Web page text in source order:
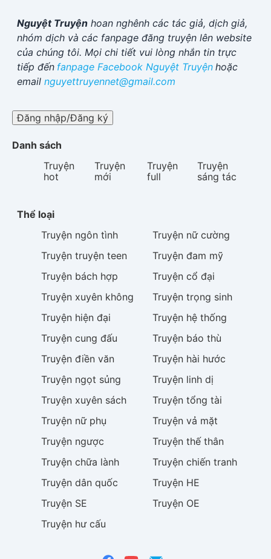
Nguyệt Truyện hoan nghênh các tác giả, dịch giả,
nhóm dịch và các fanpage đăng truyện lên website
của chúng tôi. Mọi chi tiết vui lòng nhắn tin trực
tiếp đến fanpage Facebook Nguyệt Truyện hoặc
email nguyettruyennet@gmail.com
Đăng nhập/Đăng ký
Danh sách
Truyện
hot
Truyện
mới
Truyện
full
Truyện
sáng tác
Thể loại
Truyện ngôn tình Truyện nữ cường
Truyện truyện teen Truyện đam mỹ
Truyện bách hợp Truyện cổ đại
Truyện xuyên không Truyện trọng sinh
Truyện hiện đại Truyện hệ thống
Truyện cung đấu Truyện báo thù
Truyện điền văn Truyện hài hước
Truyện ngọt sủng Truyện linh dị
Truyện xuyên sách Truyện tổng tài
Truyện nữ phụ Truyện vả mặt
Truyện ngược Truyện thế thân
Truyện chữa lành Truyện chiến tranh
Truyện dân quốc Truyện HE
Truyện SE Truyện OE
Truyện hư cấu